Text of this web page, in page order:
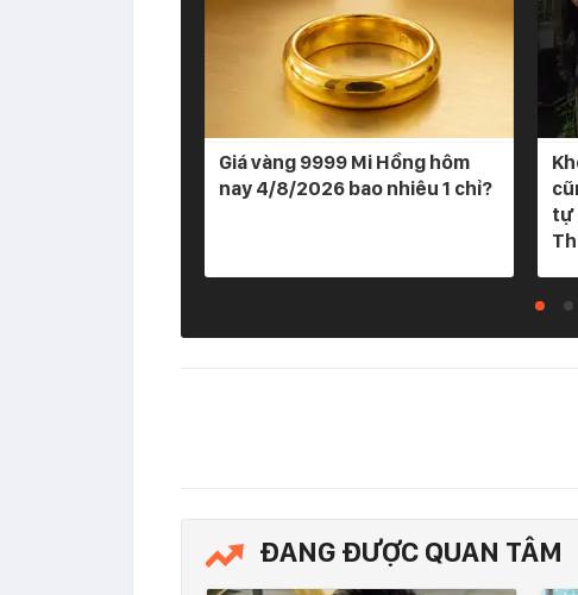
Giá vàng 9999 Mi Hồng hôm
nay 4/8/2026 bao nhiêu 1 chỉ?
tự
ĐANG ĐƯỢC QUAN TÂM